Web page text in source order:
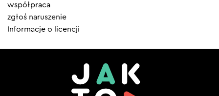
współpraca
zgłoś naruszenie
Informacje o licencji